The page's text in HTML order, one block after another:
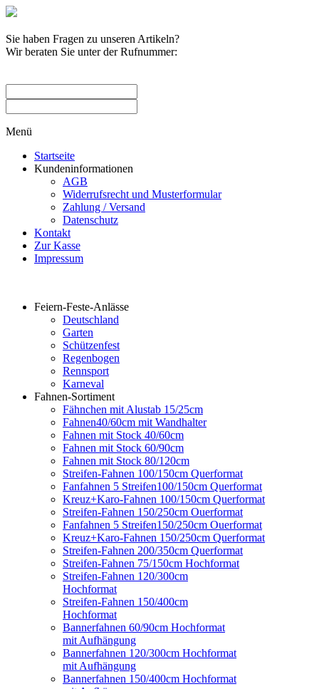
Sie haben Fragen zu unseren Artikeln?
Wir beraten Sie unter der Rufnummer:
Menü
Startseite
Kundeninformationen
AGB
Widerrufsrecht und Musterformular
Zahlung / Versand
Datenschutz
Kontakt
Zur Kasse
Impressum
Feiern-Feste-Anlässe
Deutschland
Garten
Schützenfest
Regenbogen
Rennsport
Karneval
Fahnen-Sortiment
Fähnchen mit Alustab 15/25cm
Fahnen40/60cm mit Wandhalter
Fahnen mit Stock 40/60cm
Fahnen mit Stock 60/90cm
Fahnen mit Stock 80/120cm
Streifen-Fahnen 100/150cm Querformat
Fanfahnen 5 Streifen100/150cm Querformat
Kreuz+Karo-Fahnen 100/150cm Querformat
Streifen-Fahnen 150/250cm Ouerformat
Fanfahnen 5 Streifen150/250cm Ouerformat
Kreuz+Karo-Fahnen 150/250cm Querformat
Streifen-Fahnen 200/350cm Querformat
Streifen-Fahnen 75/150cm Hochformat
Streifen-Fahnen 120/300cm
Hochformat
Streifen-Fahnen 150/400cm
Hochformat
Bannerfahnen 60/90cm Hochformat
mit Aufhängung
Bannerfahnen 120/300cm Hochformat
mit Aufhängung
Bannerfahnen 150/400cm Hochformat